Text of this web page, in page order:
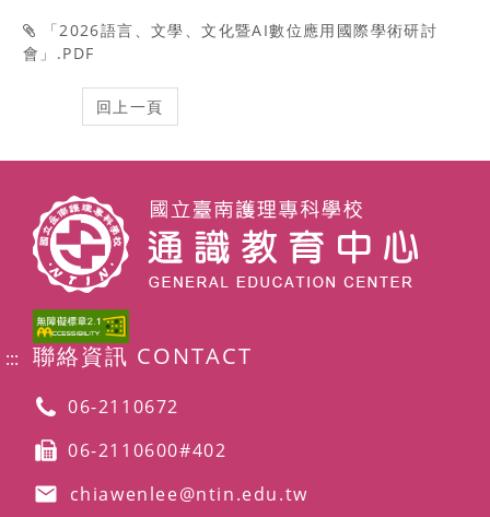
「2026語言、文學、文化暨AI數位應用國際學術研討
會」.PDF
::: 聯絡資訊 CONTACT
06-2110672
06-2110600#402
chiawenlee@ntin.edu.tw